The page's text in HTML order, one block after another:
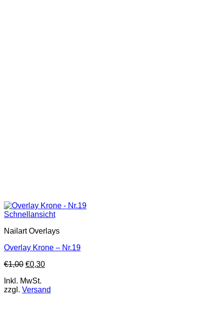
Schnellansicht
Nailart Overlays
Overlay Krone – Nr.19
€1,00 €0,30
Inkl. MwSt.
zzgl. Versand